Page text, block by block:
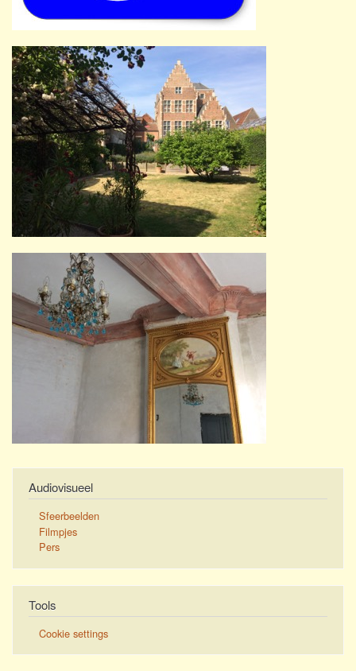
Audiovisueel
Sfeerbeelden
Filmpjes
Pers
Tools
Cookie settings